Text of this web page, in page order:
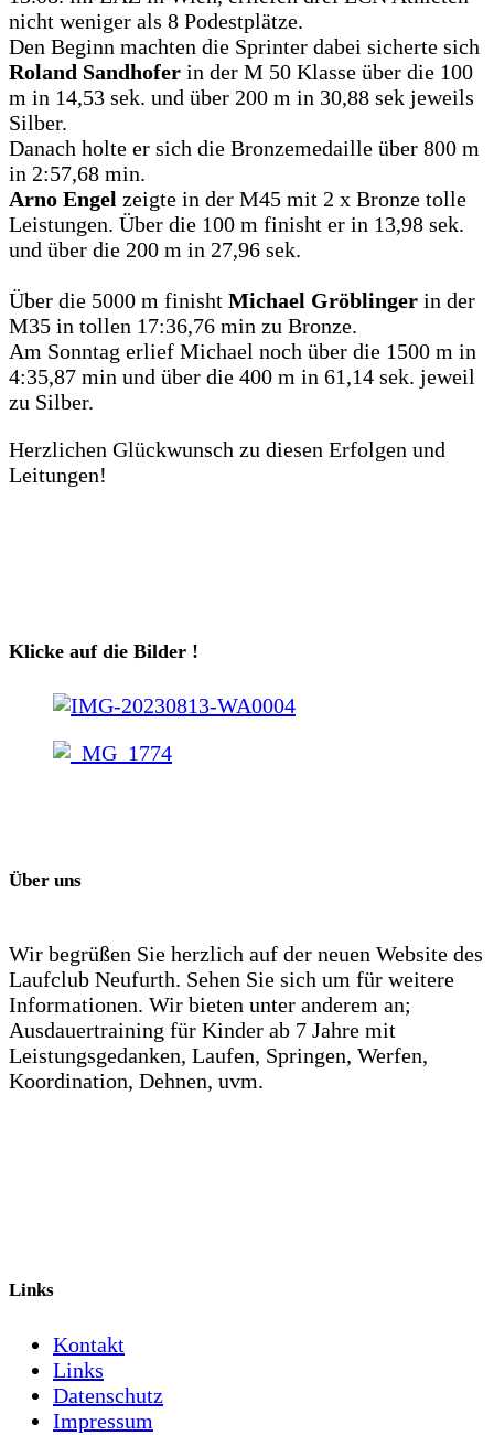
nicht weniger als 8 Podestplätze.
Den Beginn machten die Sprinter dabei sicherte sich
Roland Sandhofer in der M 50 Klasse über die 100
m in 14,53 sek. und über 200 m in 30,88 sek jeweils
Silber.
Danach holte er sich die Bronzemedaille über 800 m
in 2:57,68 min.
Arno Engel zeigte in der M45 mit 2 x Bronze tolle
Leistungen. Über die 100 m finisht er in 13,98 sek.
und über die 200 m in 27,96 sek.
Über die 5000 m finisht Michael Gröblinger in der
M35 in tollen 17:36,76 min zu Bronze.
Am Sonntag erlief Michael noch über die 1500 m in
4:35,87 min und über die 400 m in 61,14 sek. jeweil
zu Silber.
Herzlichen Glückwunsch zu diesen Erfolgen und
Leitungen!
Klicke auf die Bilder !
Über uns
Wir begrüßen Sie herzlich auf der neuen Website des
Laufclub Neufurth. Sehen Sie sich um für weitere
Informationen. Wir bieten unter anderem an;
Ausdauertraining für Kinder ab 7 Jahre mit
Leistungsgedanken, Laufen, Springen, Werfen,
Koordination, Dehnen, uvm.
Links
Kontakt
Links
Datenschutz
Impressum